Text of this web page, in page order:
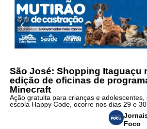
São José: Shopping Itaguaçu
edição de oficinas de
Minecraft
Ação gratuita para crianças e
escola Happy Code, ocorre nos dias 29 e 30
Foco